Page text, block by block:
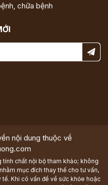
chữa bệnh
nội dung thuộc về
chất nội bộ tham khảo; không
mục đích thay thế cho tư vấn,
Khi có vấn đề về sức khỏe hoặc